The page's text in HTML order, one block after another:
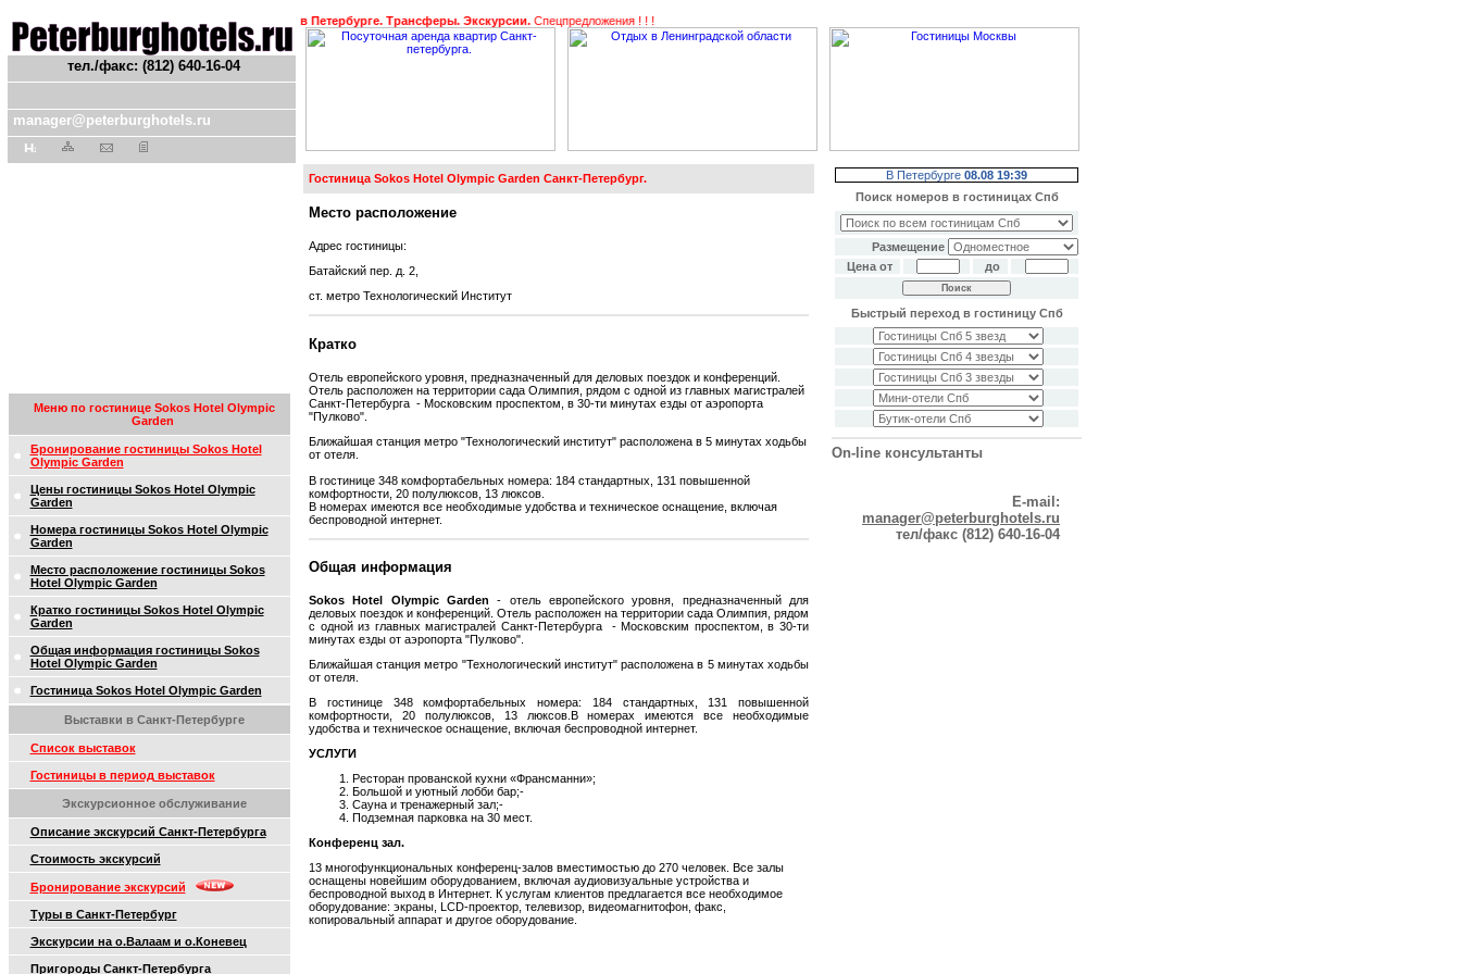
тел./факс: (812) 640-16-04
manager@peterburghotels.ru
Санкт-Петербурга. Бронирование гостиниц в Петербурге. Трансферы. Экскурсии.Спецпредложения ! ! !
Меню по гостинице Sokos Hotel Olympic
Garden
Бронирование гостиницы Sokos Hotel
Olympic Garden
Цены гостиницы Sokos Hotel Olympic
Garden
Номера гостиницы Sokos Hotel Olympic
Garden
Место расположение гостиницы Sokos
Hotel Olympic Garden
Кратко гостиницы Sokos Hotel Olympic
Garden
Общая информация гостиницы Sokos
Hotel Olympic Garden
Гостиница Sokos Hotel Olympic Garden
Выставки в Санкт-Петербурге
Список выставок
Гостиницы в период выставок
Экскурсионное обслуживание
Описание экскурсий Санкт-Петербурга
Стоимость экскурсий
Бронирование экскурсий
Туры в Санкт-Петербург
Экскурсии на о.Валаам и о.Коневец
Пригороды Санкт-Петербурга
Гостиница Sokos Hotel Olympic Garden Санкт-Петербург.
Место расположение
Адрес гостиницы:
Батайский пер. д. 2,
ст. метро Технологический Институт
Кратко
Отель европейского уровня, предназначенный для деловых поездок и конференций.
Отель расположен на территории сада Олимпия, рядом с одной из главных магистралей
Санкт-Петербурга - Московским проспектом, в 30-ти минутах езды от аэропорта
"Пулково".
Ближайшая станция метро "Технологический институт" расположена в 5 минутах ходьбы
от отеля.
В гостинице 348 комфортабельных номера: 184 стандартных, 131 повышенной
комфортности, 20 полулюксов, 13 люксов.
В номерах имеются все необходимые удобства и техническое оснащение, включая
беспроводной интернет.
Общая информация
Sokos Hotel Olympic Garden - отель европейского уровня, предназначенный для
деловых поездок и конференций. Отель расположен на территории сада Олимпия, рядом
с одной из главных магистралей Санкт-Петербурга - Московским проспектом, в 30-ти
минутах езды от аэропорта "Пулково".
Ближайшая станция метро "Технологический институт" расположена в 5 минутах ходьбы
от отеля.
В гостинице 348 комфортабельных номера: 184 стандартных, 131 повышенной
комфортности, 20 полулюксов, 13 люксов.В номерах имеются все необходимые
удобства и техническое оснащение, включая беспроводной интернет.
УСЛУГИ
Ресторан прованской кухни «Франсманни»;
Большой и уютный лобби бар;-
Сауна и тренажерный зал;-
Подземная парковка на 30 мест.
Конференц зал.
13 многофункциональных конференц-залов вместимостью до 270 человек. Все залы
оснащены новейшим оборудованием, включая аудиовизуальные устройства и
беспроводной выход в Интернет. К услугам клиентов предлагается все необходимое
оборудование: экраны, LCD-проектор, телевизор, видеомагнитофон, факс,
копировальный аппарат и другое оборудование.
В Петербурге 08.08 19:39
Поиск номеров в гостиницах Спб
Размещение
Цена от
до
Быстрый переход в гостиницу Спб
On-line консультанты
E-mail:
manager@peterburghotels.ru
тел/факс (812) 640-16-04